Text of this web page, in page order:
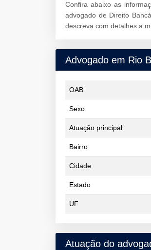
Confira abaixo as
advogado de Direito
descreva com detalhes a
Advogado em Rio
OAB
Sexo
Atuação principal
Bairro
Cidade
Estado
UF
Atuação do